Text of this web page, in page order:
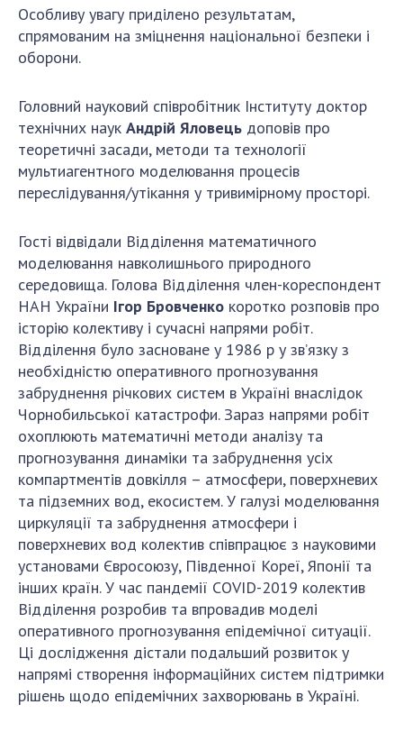
Особливу увагу приділено результатам,
спрямованим на зміцнення національної безпеки і
оборони.
Головний науковий співробітник Інституту доктор
технічних наук Андрій Яловець доповів про
теоретичні засади, методи та технології
мультиагентного моделювання процесів
переслідування/утікання у тривимірному просторі.
Гості відвідали Відділення математичного
моделювання навколишнього природного
середовища. Голова Відділення член-кореспондент
НАН України Ігор Бровченко коротко розповів про
історію колективу і сучасні напрями робіт.
Відділення було засноване у 1986 р у зв’язку з
необхідністю оперативного прогнозування
забруднення річкових систем в Україні внаслідок
Чорнобильської катастрофи. Зараз напрями робіт
охоплюють математичні методи аналізу та
прогнозування динаміки та забруднення усіх
компартментів довкілля – атмосфери, поверхневих
та підземних вод, екосистем. У галузі моделювання
циркуляції та забруднення атмосфери і
поверхневих вод колектив співпрацює з науковими
установами Євросоюзу, Південної Кореї, Японії та
інших країн. У час пандемії COVID-2019 колектив
Відділення розробив та впровадив моделі
оперативного прогнозування епідемічної ситуації.
Ці дослідження дістали подальший розвиток у
напрямі створення інформаційних систем підтримки
рішень щодо епідемічних захворювань в Україні.